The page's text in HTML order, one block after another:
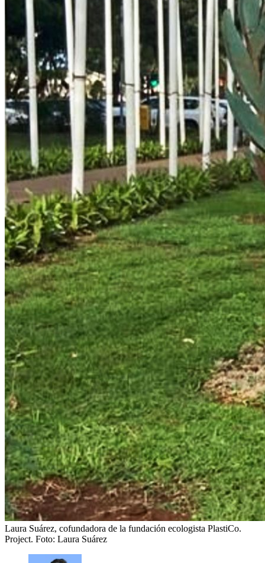
Laura Suárez, cofundadora de la fundación ecologista PlastiCo.
Project. Foto: Laura Suárez